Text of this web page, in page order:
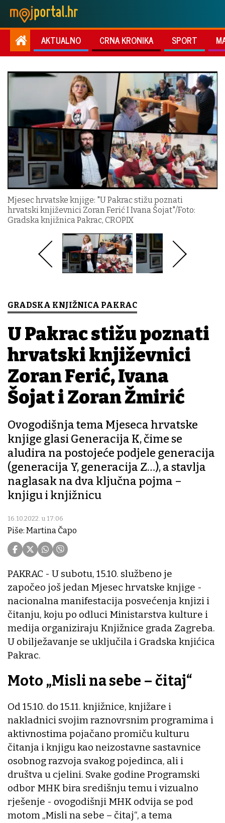
AKTUALNO CRNA KRONIKA SPORT
Mjesec hrvatske knjige: "U Pakrac stižu poznati
hrvatski književnici Zoran Ferić I Ivana Šojat"/Foto:
Gradska knjižnica Pakrac, CROPIX
GRADSKA KNJIŽNICA PAKRAC
U Pakrac stižu poznati
hrvatski književnici
Zoran Ferić, Ivana
Šojat i Zoran Žmirić
Ovogodišnja tema Mjeseca hrvatske
knjige glasi Generacija K, čime se
aludira na postojeće podjele generacija
(generacija Y, generacija Z…), a stavlja
naglasak na dva ključna pojma –
knjigu i knjižnicu
16.10.2022. u 17:06
Piše: Martina Čapo
PAKRAC - U subotu, 15.10. službeno je
započeo još jedan Mjesec hrvatske knjige -
nacionalna manifestacija posvećenja knjizi i
čitanju, koju po odluci Ministarstva kulture i
medija organiziraju Knjižnice grada Zagreba.
U obilježavanje se uključila i Gradska knjićica
Pakrac.
Moto „Misli na sebe – čitaj“
Od 15.10. do 15.11. knjižnice, knjižare i
nakladnici svojim raznovrsnim programima i
aktivnostima pojačano promiču kulturu
čitanja i knjigu kao neizostavne sastavnice
osobnog razvoja svakog pojedinca, ali i
društva u cjelini. Svake godine Programski
odbor MHK bira središnju temu i vizualno
rješenje - ovogodišnji MHK odvija se pod
motom „Misli na sebe – čitaj“, a tema